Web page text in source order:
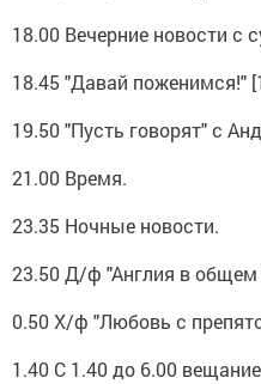
18.00 Вечерние новости с
18.45 "Давай поженимся!"
19.50 "Пусть говорят" с
21.00 Время.
23.35 Ночные новости.
23.50 Д/ф "Англия в общем
0.50 Х/ф "Любовь с
1.40 С 1.40 до 6.00